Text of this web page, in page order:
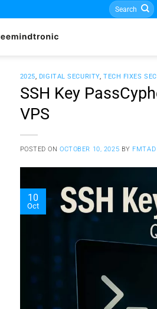
Search
for:
2025, DIGITAL SECURITY, TECH FIXES
SSH Key
VPS
POSTED ONOCTOBER 10, 2025 BY FMTAD
10
Oct